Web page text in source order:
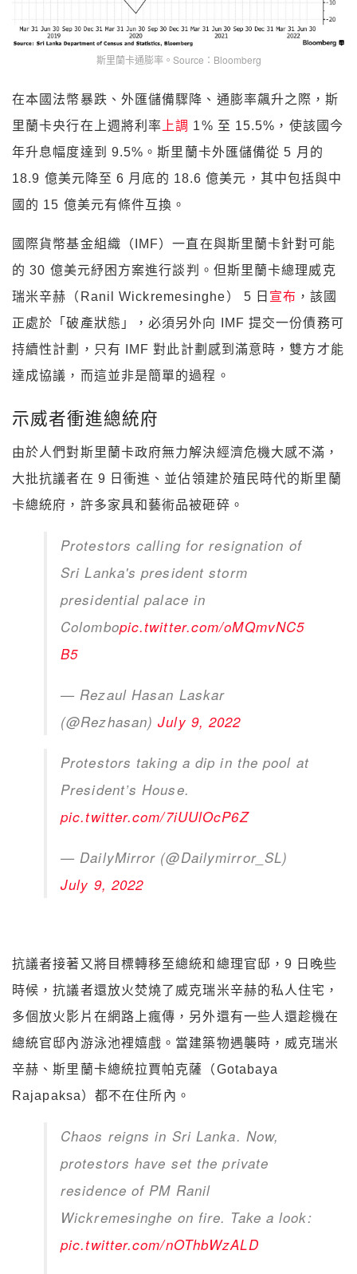
斯里蘭卡通膨率。Source：Bloomberg
在本國法幣暴跌、外匯儲備驟降、通膨率飆升之際，斯
里蘭卡央行在上週將利率上調 1% 至 15.5%，使該國今
年升息幅度達到 9.5%。斯里蘭卡外匯儲備從 5 月的
18.9 億美元降至 6 月底的 18.6 億美元，其中包括與中
國的 15 億美元有條件互換。
國際貨幣基金組織（IMF）一直在與斯里蘭卡針對可能
的 30 億美元紓困方案進行談判。但斯里蘭卡總理威克
瑞米辛赫（Ranil Wickremesinghe） 5 日 宣布 ，該國
正處於「破產狀態」，必須另外向 IMF 提交一份債務可
持續性計劃，只有 IMF 對此計劃感到滿意時，雙方才能
達成協議，而這並非是簡單的過程。
示威者衝進總統府
由於人們對斯里蘭卡政府無力解決經濟危機大感不滿，
大批抗議者在 9 日衝進、並佔領建於殖民時代的斯里蘭
卡總統府，許多家具和藝術品被砸碎。
Protestors calling for resignation of
Sri Lanka's president storm
presidential palace in
Colombopic.twitter.com/oMQmvNC5
B5
— Rezaul Hasan Laskar
(@Rezhasan)July 9, 2022
Protestors taking a dip in the pool at
President’s House.
pic.twitter.com/7iUUlOcP6Z
— DailyMirror (@Dailymirror_SL)
July 9, 2022
抗議者接著又將目標轉移至總統和總理官邸，9 日晚些
時候，抗議者還放火焚燒了威克瑞米辛赫的私人住宅，
多個放火影片在網路上瘋傳，另外還有一些人還趁機在
總統官邸內游泳池裡嬉戲。當建築物遇襲時，威克瑞米
辛赫、斯里蘭卡總統拉賈帕克薩（Gotabaya
Rajapaksa）都不在住所內。
Chaos reigns in Sri Lanka. Now,
protestors have set the private
residence of PM Ranil
Wickremesinghe on fire. Take a look:
pic.twitter.com/nOThbWzALD